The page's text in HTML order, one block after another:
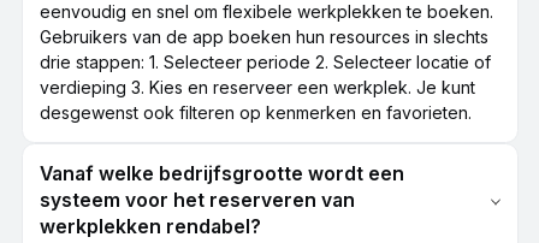
eenvoudig en snel om flexibele werkplekken te boeken.
Gebruikers van de app boeken hun resources in slechts
drie stappen: 1. Selecteer periode 2. Selecteer locatie of
verdieping 3. Kies en reserveer een werkplek. Je kunt
desgewenst ook filteren op kenmerken en favorieten.
Vanaf welke bedrijfsgrootte wordt een
systeem voor het reserveren van
werkplekken rendabel?